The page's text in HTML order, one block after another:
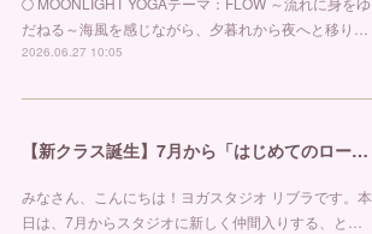
だねる～海風を感じながら、夕暮れから夜へと移り…
2026.06.27 10:05
【新クラス誕生】7月から「はじめてのローラーピラティス」がスタートします！
みなさん、こんにちは！ヨガスタジオ リブラです。本
日は、7月からスタジオに新しく仲間入りする、と…